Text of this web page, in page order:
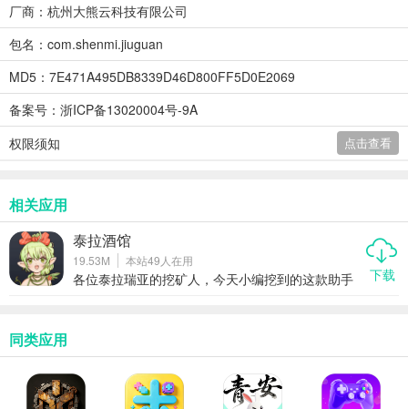
厂商：杭州大熊云科技有限公司
包名：com.shenmi.jiuguan
MD5：7E471A495DB8339D46D800FF5D0E2069
备案号：浙ICP备13020004号-9A
权限须知
点击查看
相关应用
泰拉酒馆
19.53M 本站49 人在用
各位泰拉瑞亚的挖矿人，今天小编挖到的这款助手
下载
同类应用